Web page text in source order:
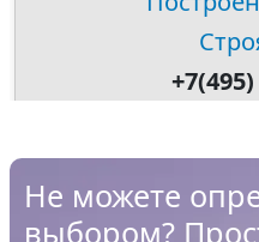
Не можете
выбором?